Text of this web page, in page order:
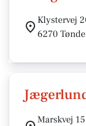
Klystervej
6270
Marskvej 15